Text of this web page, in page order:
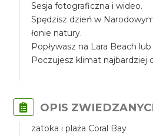
Sesja fotograficzna i wideo.
Spędzisz dzień w
łonie natury.
Popływasz na Lara Beach
Poczujesz klimat najbardziej
OPIS
zatoka i plaża Coral Bay